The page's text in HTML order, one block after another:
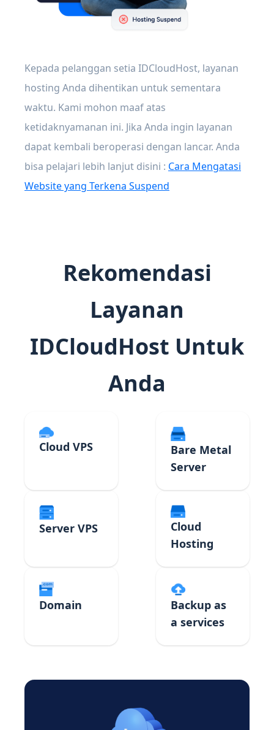
Kepada pelanggan setia IDCloudHost, layanan
hosting Anda dihentikan untuk sementara
waktu. Kami mohon maaf atas
ketidaknyamanan ini. Jika Anda ingin layanan
dapat kembali beroperasi dengan lancar. Anda
bisa pelajari lebih lanjut disini : Cara Mengatasi
Website yang Terkena Suspend
Rekomendasi
Layanan
IDCloudHost Untuk
Anda
Cloud VPS
Bare Metal
Server
Server VPS
Cloud
Hosting
Domain
Backup as
a services